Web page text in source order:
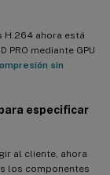
ahora está
PRO mediante GPU
sin
especificar
al cliente, ahora
los componentes